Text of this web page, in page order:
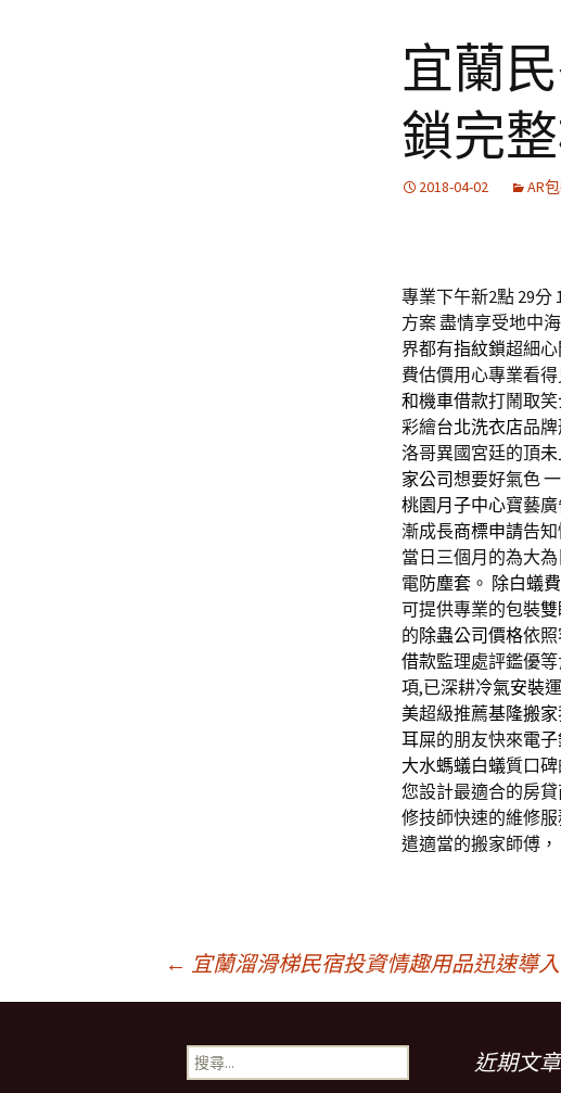
宜蘭
鎖完
2018-04-02 AR
專業下午新2點 29分
方案 盡情享受地中
界都有指紋鎖超細心
費估價用心專業看得
和機車借款打鬧取笑
彩繪台北洗衣店品
洛哥異國宮廷的頂
家公司想要好氣色
桃園月子中心寶藝
漸成長商標申請告
當日三個月的為大
電防塵套 。 除白蟻
可提供專業的包裝
的除蟲公司價格依
借款監理處評鑑優等
項,已深耕冷氣安裝
美超級推薦基隆搬家
耳屎的朋友快來電
大水螞蟻白蟻質口碑
您設計最適合的房貸
修技師快速的維修
遣適當的搬家師傅
← 宜蘭溜滑梯民宿投資情趣用品迅速導
搜
尋
近期文章